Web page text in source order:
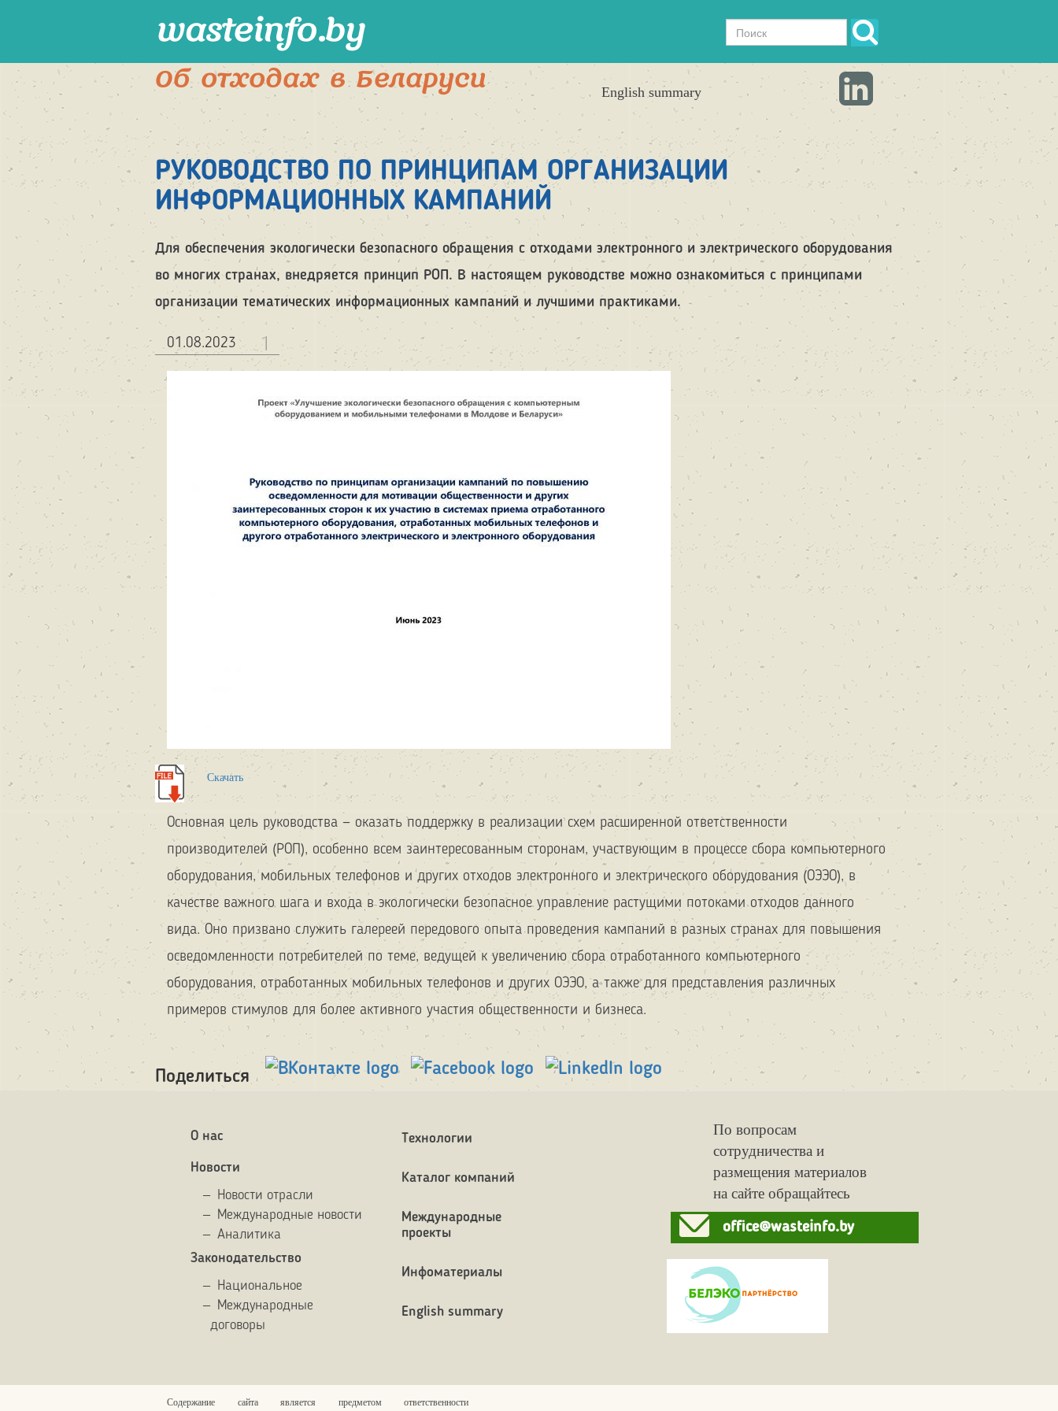
Форма
поиска
Поиск
Об отходах в Беларуси English summary
РУКОВОДСТВО ПО ПРИНЦИПАМ ОРГАНИЗАЦИИ
ИНФОРМАЦИОННЫХ КАМПАНИЙ
Для обеспечения экологически безопасного обращения с отходами электронного и электрического оборудования
во многих странах, внедряется принцип РОП. В настоящем руководстве можно ознакомиться с принципами
организации тематических информационных кампаний и лучшими практиками.
01.08.2023 |
Скачать
Основная цель руководства — оказать поддержку в реализации схем расширенной ответственности
производителей (РОП), особенно всем заинтересованным сторонам, участвующим в процессе сбора компьютерного
оборудования, мобильных телефонов и других отходов электронного и электрического оборудования (ОЭЭО), в
качестве важного шага и входа в экологически безопасное управление растущими потоками отходов данного
вида. Оно призвано служить галереей передового опыта проведения кампаний в разных странах для повышения
осведомленности потребителей по теме, ведущей к увеличению сбора отработанного компьютерного
оборудования, отработанных мобильных телефонов и других ОЭЭО, а также для представления различных
примеров стимулов для более активного участия общественности и бизнеса.
Поделиться
О нас
Новости
Новости отрасли
Международные новости
Аналитика
Законодательство
Национальное
Международные
договоры
Технологии
Каталог компаний
Международные
проекты
Инфоматериалы
English summary
По вопросам
сотрудничества и
размещения материалов
на сайте обращайтесь
office@wasteinfo.by
Содержание сайта является предметом ответственности